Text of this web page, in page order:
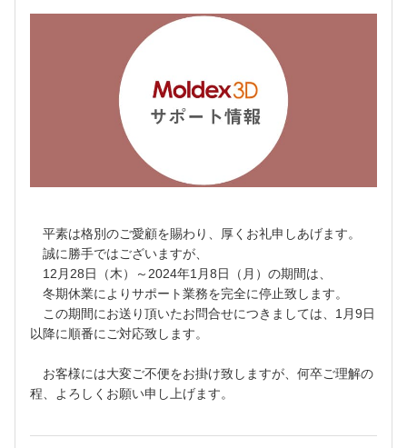
平素は格別のご愛顧を賜わり、厚くお礼申しあげます。
誠に勝手ではございますが、
12月28日（木）～2024年1月8日（月）の期間は、
冬期休業によりサポート業務を完全に停止致します。
この期間にお送り頂いたお問合せにつきましては、1月9日
以降に順番にご対応致します。
お客様には大変ご不便をお掛け致しますが、何卒ご理解の
程、よろしくお願い申し上げます。